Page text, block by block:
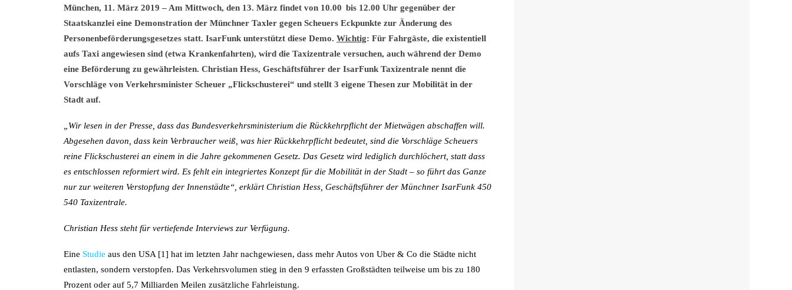
München, 11. März 2019 – Am Mittwoch, den 13. März findet von 10.00 bis 12.00 Uhr gegenüber der
Staatskanzlei eine Demonstration der Münchner Taxler gegen Scheuers Eckpunkte zur Änderung des
Personenbeförderungsgesetzes statt. IsarFunk unterstützt diese Demo. Wichtig: Für Fahrgäste, die existentiell
aufs Taxi angewiesen sind (etwa Krankenfahrten), wird die Taxizentrale versuchen, auch während der Demo
eine Beförderung zu gewährleisten. Christian Hess, Geschäftsführer der IsarFunk Taxizentrale nennt die
Vorschläge von Verkehrsminister Scheuer „Flickschusterei“ und stellt 3 eigene Thesen zur Mobilität in der
Stadt auf.
„Wir lesen in der Presse, dass das Bundesverkehrsministerium die Rückkehrpflicht der Mietwägen abschaffen will.
Abgesehen davon, dass kein Verbraucher weiß, was hier Rückkehrpflicht bedeutet, sind die Vorschläge Scheuers
reine Flickschusterei an einem in die Jahre gekommenen Gesetz. Das Gesetz wird lediglich durchlöchert, statt dass
es entschlossen reformiert wird. Es fehlt ein integriertes Konzept für die Mobilität in der Stadt – so führt das Ganze
nur zur weiteren Verstopfung der Innenstädte“, erklärt Christian Hess, Geschäftsführer der Münchner IsarFunk 450
540 Taxizentrale.
Christian Hess steht für vertiefende Interviews zur Verfügung.
Eine Studie aus den USA [1] hat im letzten Jahr nachgewiesen, dass mehr Autos von Uber & Co die Städte nicht
entlasten, sondern verstopfen. Das Verkehrsvolumen stieg in den 9 erfassten Großstädten teilweise um bis zu 180
Prozent oder auf 5,7 Milliarden Meilen zusätzliche Fahrleistung.